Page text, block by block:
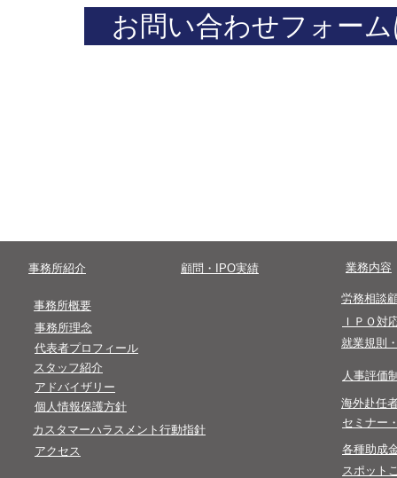
お問い合わせフォー
受付時間終了後のお問い合わせは翌営業
​事務所紹介 ​顧問・IPO実績
​事務所概要
事務所理念
代表者プロフィール
​スタッフ紹介
​アドバイザリー
​個人情報保護方針​
カスタマーハラスメント行動指針
アクセス
​業務内容
労務相談
ＩＰＯ対
就業規則
人事評価
海外赴任
セミナー
各種助成
スポット